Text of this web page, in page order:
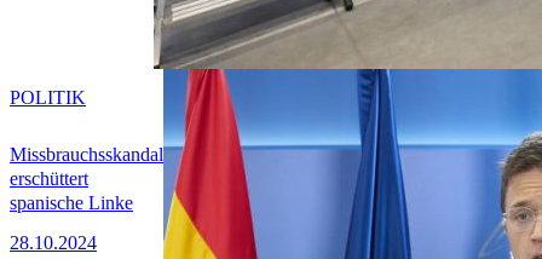
Missbrauchsskandal
erschüttert
spanische Linke
28.10.2024
POLITIK